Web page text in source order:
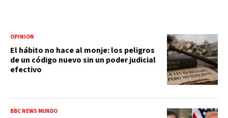
OPINIÓN
El hábito no hace al monje: los peligros
de un código nuevo sin un poder judicial
efectivo
BBC NEWS MUNDO